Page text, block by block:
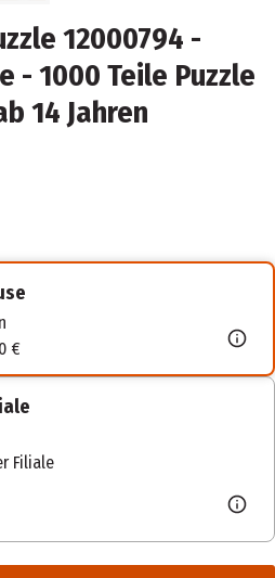
12000794 -
- 1000 Teile Puzzle
14 Jahren
€
Filiale